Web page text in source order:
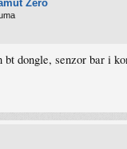
Zero
dongle, senzor bar i